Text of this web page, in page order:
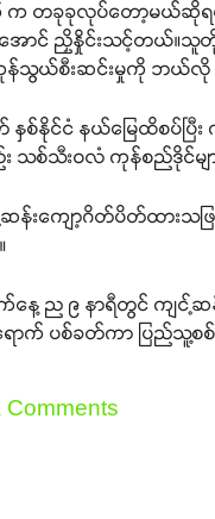
တခုခုလုပ်တော့မယ်ဆိုရင် မ
ောင် ညှိနှိုင်းသင့်တယ်။သူတို့
သွယ်စီးဆင်းမှုကို ဘယ်လို မ
တ် နှစ်နိုင်ငံ နယ်မြေထိစပ်
သစ်သီးဝလံ ကုန်စည်ဒိုင်မျ
းကျော့ဂိတ်ပိတ်ထားသဖြ
နေ့ ည ၉ နာရီတွင် ကျင့်
ာက် ပစ်ခတ်ကာ ပြည်သူ့စစ်
Comments